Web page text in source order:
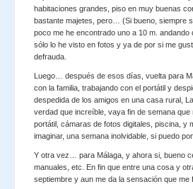
habitaciones grandes, piso en muy buenas
bastante majetes, pero… (Si bueno, siempre
poco me he encontrado uno a 10 m.
sólo lo he visto en fotos y ya de por si me
defrauda.
Luego… después de esos días, vuelta para
con la familia, trabajando con el portátil y
despedida de los amigos en una casa rural,
verdad que increíble, vaya fin de semana
portátil, cámaras de fotos digitales, piscina, y
imaginar, una semana inolvidable, si puedo
Y otra vez… para Málaga, y ahora si, bueno
manuales, etc. En fin que entre una cosa y
septiembre y aun me da la sensación que me